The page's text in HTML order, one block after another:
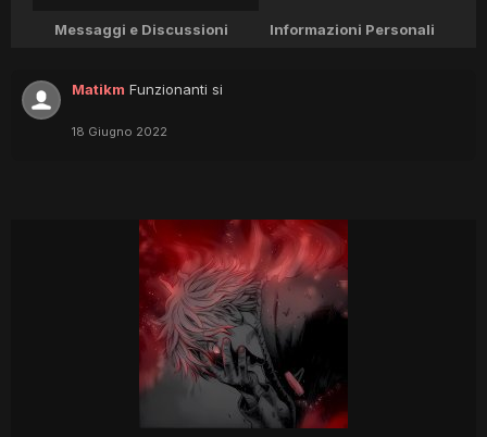
Messaggi e Discussioni Informazioni Personali
Matikm Funzionanti si
18 Giugno 2022